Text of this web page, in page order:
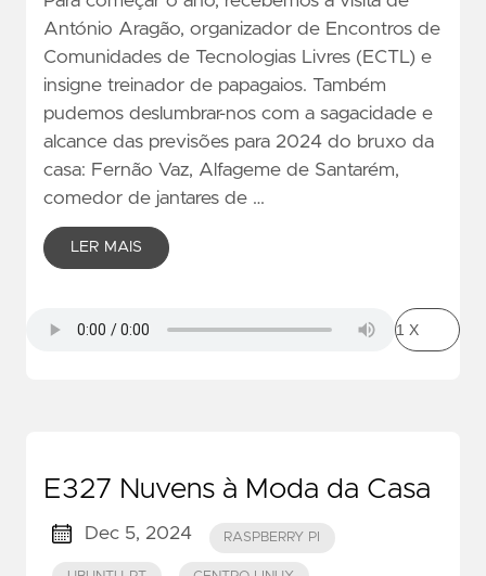
António Aragão, organizador de Encontros de
Comunidades de Tecnologias Livres (ECTL) e
insigne treinador de papagaios. Também
pudemos deslumbrar-nos com a sagacidade e
alcance das previsões para 2024 do bruxo da
casa: Fernão Vaz, Alfageme de Santarém,
comedor de jantares de …
LER MAIS
E327 Nuvens à Moda da Casa
Dec 5, 2024 RASPBERRY PI